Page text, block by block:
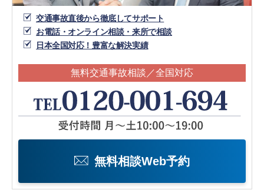
交通事故直後から徹底してサポート
お電話・オンライン相談・来所で相談
日本全国対応！豊富な解決実績
無料交通事故相談／全国対応
無料相談Web予約